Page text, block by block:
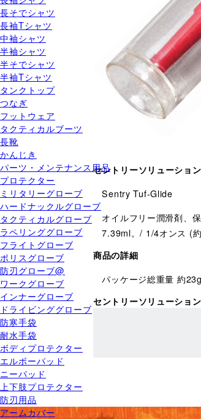
長そでシャツ
長袖Tシャツ
中袖シャツ
半袖シャツ
半そでシャツ
半袖Tシャツ
タンクトップ
つなぎ
フットウェア
タクティカルブーツ
長靴
かんじき
パーツ・メンテナンス用品
プロテクター
ミリタリーグローブ
ハードナックルグローブ
タクティカルグローブ
ラペリンググローブ
フライトグローブ
ポリスグローブ
防刃グローブ@
ワークグローブ
インナーグローブ
ドライビンググローブ
防寒手袋
耐水手袋
ボディプロテクター
エルボーパッド
ニーパッド
上下肢プロテクター
防刃用品
アームカバー
セントリーソリューショ
Sentry Tuf-Glide
オイルフリー潤滑剤、
7.39ml。/ 1/4オンス (
商品の詳細
パッケージ総重量 約23g
セントリーソリューショ